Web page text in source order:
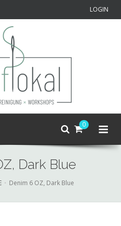
LOGIN
0
Dark Blue
Denim 6 OZ, Dark Blue